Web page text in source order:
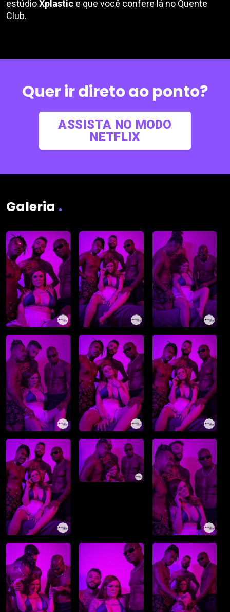
estúdioXplastic e que você confere lá no Quente
Club.
Quer ir direto ao ponto?
ASSISTA NO MODO
NETFLIX
Galeria .